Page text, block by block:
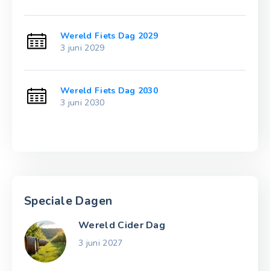
Wereld Fiets Dag 2029
3 juni 2029
Wereld Fiets Dag 2030
3 juni 2030
Speciale Dagen
Wereld Cider Dag
3 juni 2027